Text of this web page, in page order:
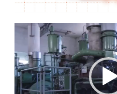
Lecteur